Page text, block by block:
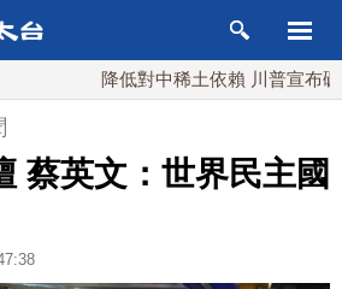
降低對中稀土依賴 川普宣布礦業投
蔡英文：世界民主國